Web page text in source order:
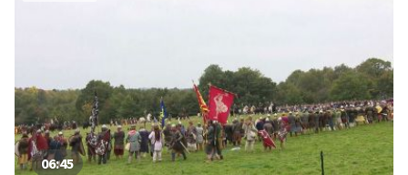
06:45